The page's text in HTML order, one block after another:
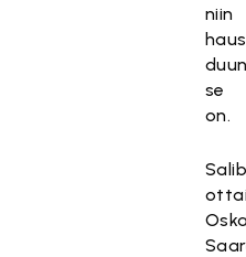
niin
se
on.